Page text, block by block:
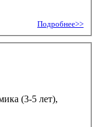
Подробнее>>